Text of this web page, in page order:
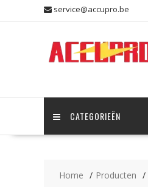
service@accupro.be
CATEGORIEËN
Home Producten